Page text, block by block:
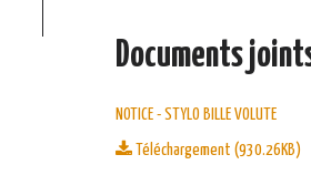
Documents
NOTICE - STYLO BILLE VOLUTE
Téléchargement (930.26KB)